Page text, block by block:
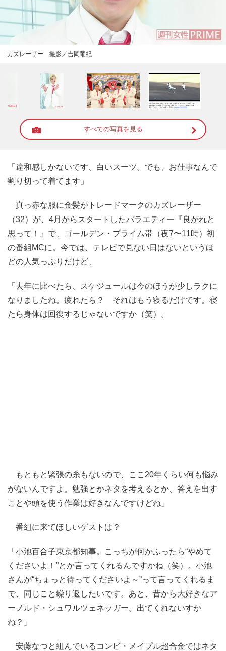
カズレーザー 撮影／吉岡竜紀
すべての写真を見る
「違和感しかないです、白いスーツ。でも、お仕事なんで
割り切って着てます」
真っ赤な服に金髪がトレードマークのカズレーザー
（32）が、4月からスタートしたバラエティー『良かれと
思って！』で、ゴールデン・プライム帯（夜7〜11時）初
の番組MCに。今では、テレビで見ない日はないというほ
どの人気っぷりだけど、
「去年に比べたら、スケジュールは今のほうが少しラクに
なりましたね。疲れたら？ それはもう寝るだけです。寝
たら身体は回復するじゃないですか（笑）。
もともと緊張の糸もないので、ここ20年くらい何も悩み
がないんですよ。勉強とかネタを考えるとか、答えを出す
ことや頭を使う作業は好きなんですけどね」
番組に来てほしいゲストは？
「小池百合子東京都知事。こっちが何かふったら“やめて
くださいよ！”とか言ってくれるんですかね（笑）。小池
さんが“ちょっと待ってくださいよ～”って言ってくれるま
で、同じこと繰り返したいです。あと、昔から大好きなア
ーノルド・シュワルツェネッガー。出てくれないすか
ね？」
安藤なつと組んでいるコンビ・メイプル超合金ではネタ